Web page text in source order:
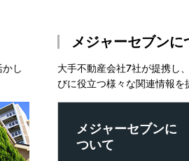
し
メジャーセブンに
大手不動産会社7社が提携し
びに役立つ様々な関連情報を
メジャーセブンに
ついて